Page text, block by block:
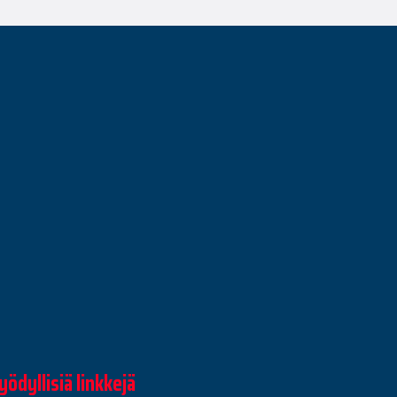
linkkejä